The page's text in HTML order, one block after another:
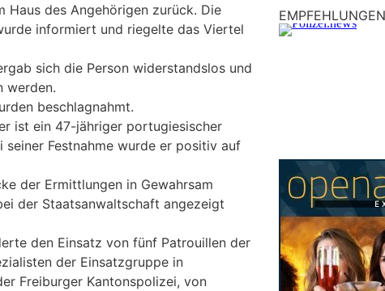
Haus des Angehörigen zurück. Die
informiert und riegelte das Viertel
sich die Person widerstandslos und
werden.
beschlagnahmt.
ist ein 47-jähriger portugiesischer
seiner Festnahme wurde er positiv auf
der Ermittlungen in Gewahrsam
der Staatsanwaltschaft angezeigt
den Einsatz von fünf Patrouillen der
der Einsatzgruppe in
Freiburger Kantonspolizei, von
EMPFEHLUNGEN